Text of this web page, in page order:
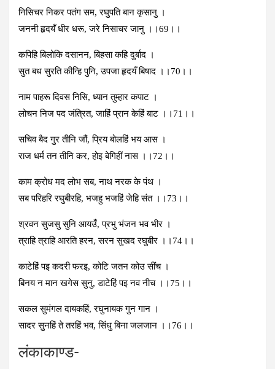
निसिचर निकर पतंग सम, रघुपति बान कृसानु ।
जननी हृदयँ धीर धरू, जरे निसाचर जानु ।।69।।
कपिहि बिलोकि दसानन, बिहसा कहि दुर्बाद ।
सुत बध सुरति कीन्हि पुनि, उपजा हृदयँ बिषाद ।।70।।
नाम पाहरू दिवस निसि, ध्‍यान तुम्‍हार कपाट ।
लोचन निज पद जंत्रित, जाहिं प्रान केहिं बाट ।।71।।
सचिव बैद गुर तीनि जौं, प्रिय बोलहिं भय आस ।
राज धर्म तन तीनि कर, होइ बेगिहीं नास ।।72।।
काम क्रोध मद लोभ सब, नाथ नरक के पंथ ।
सब परिहरि रघुबीरहि, भजहु भजहिं जेहि संत ।।73।।
श्रवन सुजसु सुनि आयउँ, प्रभु भंजन भव भीर ।
त्राहि त्राहि आरति हरन, सरन सुखद रघुबीर ।।74।।
काटेहिं पइ कदरी फरइ, कोटि जतन कोउ सींच ।
बिनय न मान खगेस सुनु, डाटेहिं पइ नव नीच ।।75।।
सकल सुमंगल दायकहिं, रघुनायक गुन गान ।
सादर सुनहिं ते तरहिं भव, सिंधु बिना जलजान ।।76।।
लंकाकाण्‍ड-